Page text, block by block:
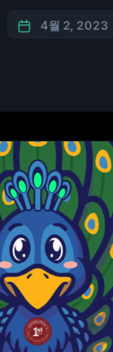
플루언서에게 직
스크 지갑에서
4월 2, 2023